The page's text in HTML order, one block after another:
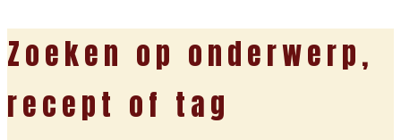
Zoeken op onderwerp,
recept of tag